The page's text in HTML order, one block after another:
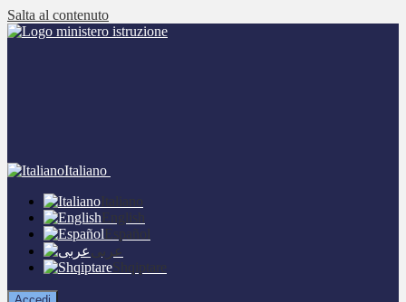
Salta al contenuto
Italiano
Italiano
English
Español
عربى
Shqiptare